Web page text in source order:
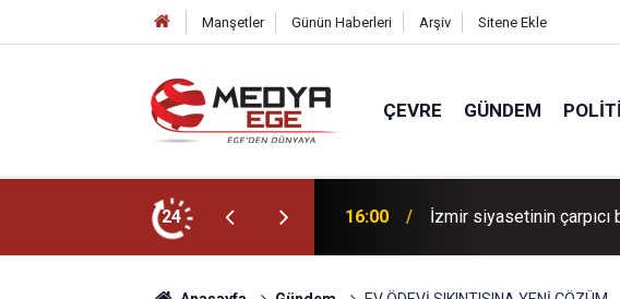
Manşetler Günün Haberleri Arşiv Sitene Ekle
ÇEVRE GÜNDEM
24
Gündemin Nabzı’nda! 16:00 Kurtardığı kedi aracının